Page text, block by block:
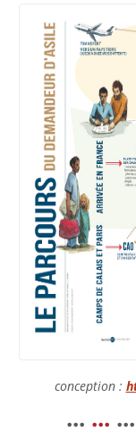
conception :
... ... ...